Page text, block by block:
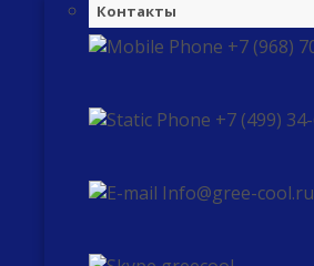
Контакты
+7 (968)
+7 (499)
Info@gree-cool.ru